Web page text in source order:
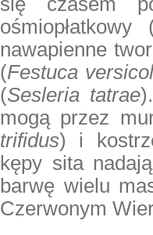
ośmiopłatkowy
nawapienne
(Festuca
(Sesleria tatrae
mogą przez
trifidus) i
kępy sita
barwę wielu
Czerwonym